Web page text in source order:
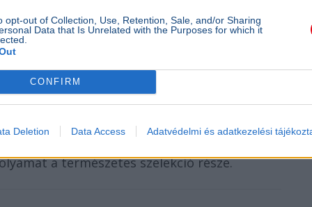
opt-out of Collection, Use, Retention, Sale, and/or Sharing
Data that Is Unrelated with the Purposes for which it
CONFIRM
Deletion Data Access Adatvédelmi és adatkezelési
ahonnan speciális fehérjefeldolgozó
hangsúlyozta, hogy a munkálatok
csökkentése.
halpusztulásról
, ha egy hektáron egy hét
fel – a jelenlegi adatok alapján az RSD
a természetes szelekció része.